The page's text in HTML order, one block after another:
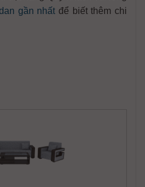
gần nhất để biết thêm chi